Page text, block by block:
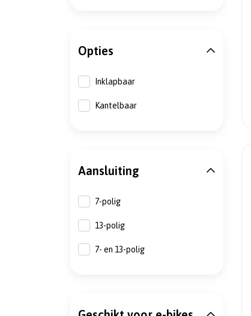
Opties
Inklapbaar
Kantelbaar
Aansluiting
7-polig
13-polig
7- en 13-polig